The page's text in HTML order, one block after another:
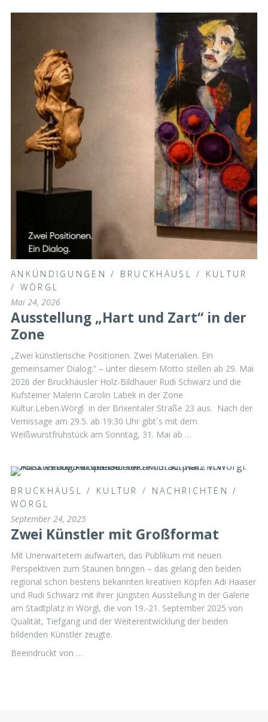
ANKÜNDIGUNGEN / BRUCKHÄUSL / KULTUR
/ WÖRGL
Mai 24, 2026
Ausstellung „Hart und Zart“ in der
Zone
„Zwei künstlerische Positionen. Zwei Materialien. Ein
gemeinsamer Dialog.“ – unter diesem Motto stellen ab 29. Mai
2026 der Bruckhäusler Holz-Bildhauer Rudi Schwarz und die
Kufsteiner Malerin Carolin Labek in der Zone
Kultur.Leben.Wörgl in der Brixentaler Straße 23 aus. Nach der
Vernissage am 29.5. ab 19:30 Uhr gibt´s mit dem
Weißwurstfrühstück am Sonntag, 31. Mai ab …
BRUCKHÄUSL / KULTUR / NACHRICHTEN /
WÖRGL
September 24, 2025
Zwei Künstler mit Großformat
Mit Unerwartetem aufwarten, das Publikum mit neuen
Perspektiven zum Staunen bringen – das gelang den beiden
regional schon bestens bekannten kreativen Köpfen Adi Haaser
und Rudi Schwarz mit ihrer jüngsten Ausstellung in der Galerie
am Stadtplatz in Wörgl, die von 19.-21. September 2025 von
Qualität, Tiefgang und der Weiterentwicklung der beiden
bildenden Künstler zeugte.
Beeindruckt von …